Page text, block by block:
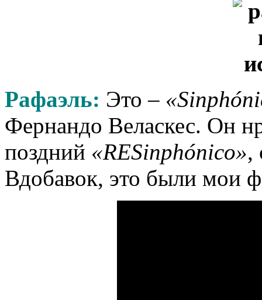
Рафаэль: Это –
Фернандо Веласкес. Он
поздний «RESinphónico»,
Вдобавок, это были мои